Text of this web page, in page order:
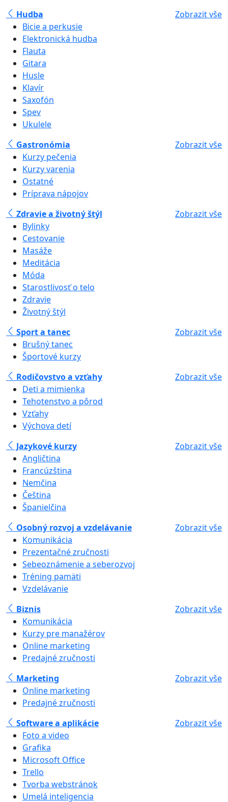
Hudba
Zobrazit vše
Bicie a perkusie
Elektronická hudba
Flauta
Gitara
Husle
Klavír
Saxofón
Spev
Ukulele
Gastronómia
Zobrazit vše
Kurzy pečenia
Kurzy varenia
Ostatné
Príprava nápojov
Zdravie a životný štýl
Zobrazit vše
Bylinky
Cestovanie
Masáže
Meditácia
Móda
Starostlivosť o telo
Zdravie
Životný štýl
Sport a tanec
Zobrazit vše
Brušný tanec
Športové kurzy
Rodičovstvo a vzťahy
Zobrazit vše
Deti a mimienka
Tehotenstvo a pôrod
Vzťahy
Výchova detí
Jazykové kurzy
Zobrazit vše
Angličtina
Francúzština
Nemčina
Čeština
Španielčina
Osobný rozvoj a vzdelávanie
Zobrazit vše
Komunikácia
Prezentačné zručnosti
Sebeoznámenie a seberozvoj
Tréning pamäti
Vzdelávanie
Biznis
Zobrazit vše
Komunikácia
Kurzy pre manažérov
Online marketing
Predajné zručnosti
Marketing
Zobrazit vše
Online marketing
Predajné zručnosti
Software a aplikácie
Zobrazit vše
Foto a video
Grafika
Microsoft Office
Trello
Tvorba webstránok
Umelá inteligencia